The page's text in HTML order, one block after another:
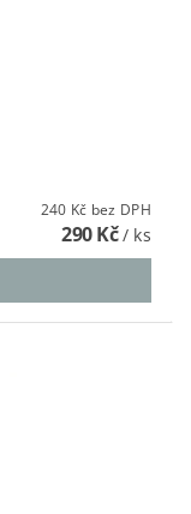
240 Kč bez DPH
290 Kč/ ks